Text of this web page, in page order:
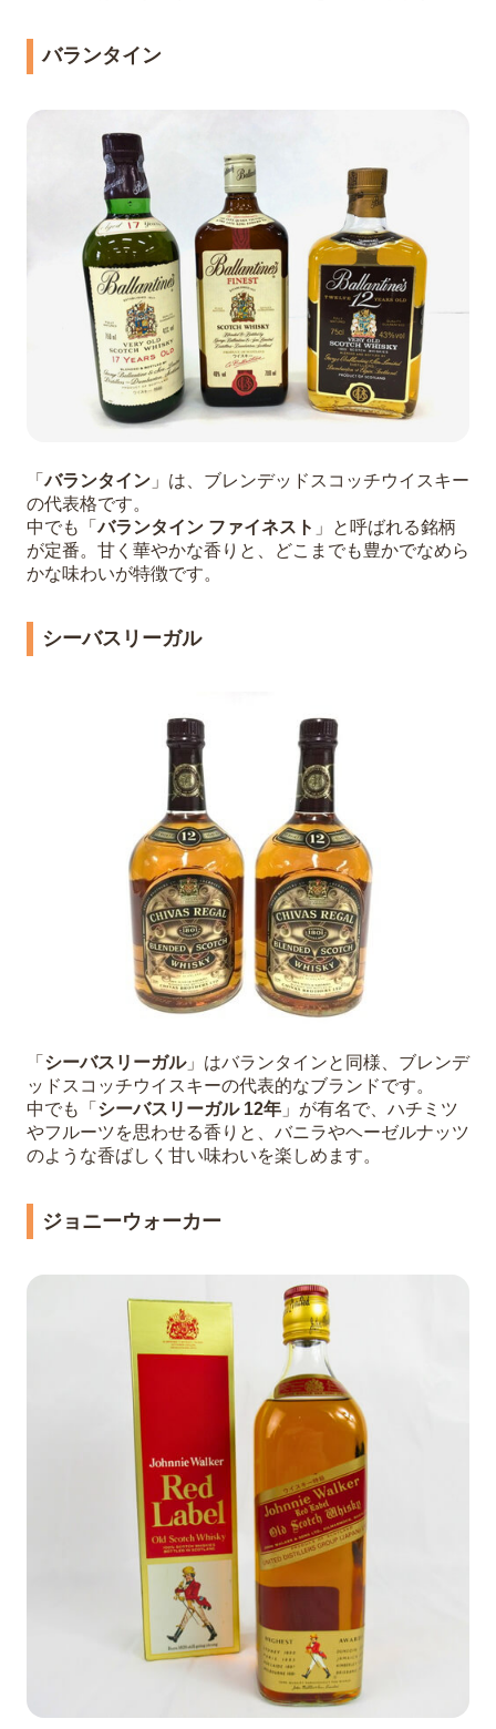
バランタイン
「バランタイン 」は、ブレンデッドスコッチウイスキー
の代表格です。
中でも「バランタイン ファイネスト 」と呼ばれる銘柄
が定番。甘く華やかな香りと、どこまでも豊かでなめら
かな味わいが特徴です。
シーバスリーガル
「 シーバスリーガル」はバランタインと同様、ブレンデ
ッドスコッチウイスキーの代表的なブランドです。
中でも「 シーバスリーガル 12年 」が有名で、ハチミツ
やフルーツを思わせる香りと、バニラやヘーゼルナッツ
のような香ばしく甘い味わいを楽しめます。
ジョニーウォーカー